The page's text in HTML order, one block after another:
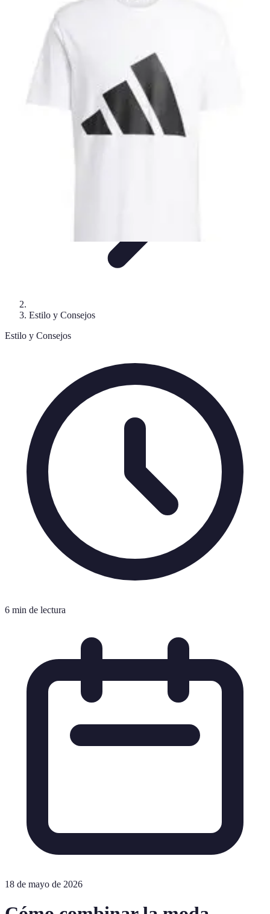
Moda Hombre
Abrigos y Chaquetas
Estilos y Atuendos
Moda Hombre
Estilo y Consejos
Estilo y Consejos
6 min de lectura
18 de mayo de 2026